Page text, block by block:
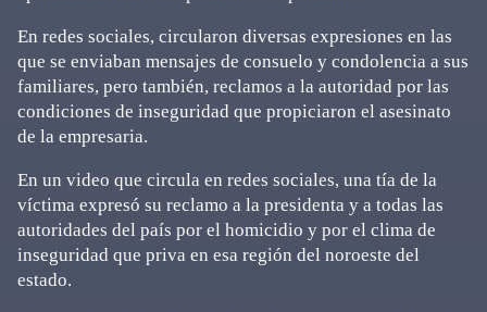
En redes sociales, circularon diversas expresiones en las
que se enviaban mensajes de consuelo y condolencia a sus
familiares, pero también, reclamos a la autoridad por las
condiciones de inseguridad que propiciaron el asesinato
de la empresaria.
En un video que circula en redes sociales, una tía de la
víctima expresó su reclamo a la presidenta y a todas las
autoridades del país por el homicidio y por el clima de
inseguridad que priva en esa región del noroeste del
estado.